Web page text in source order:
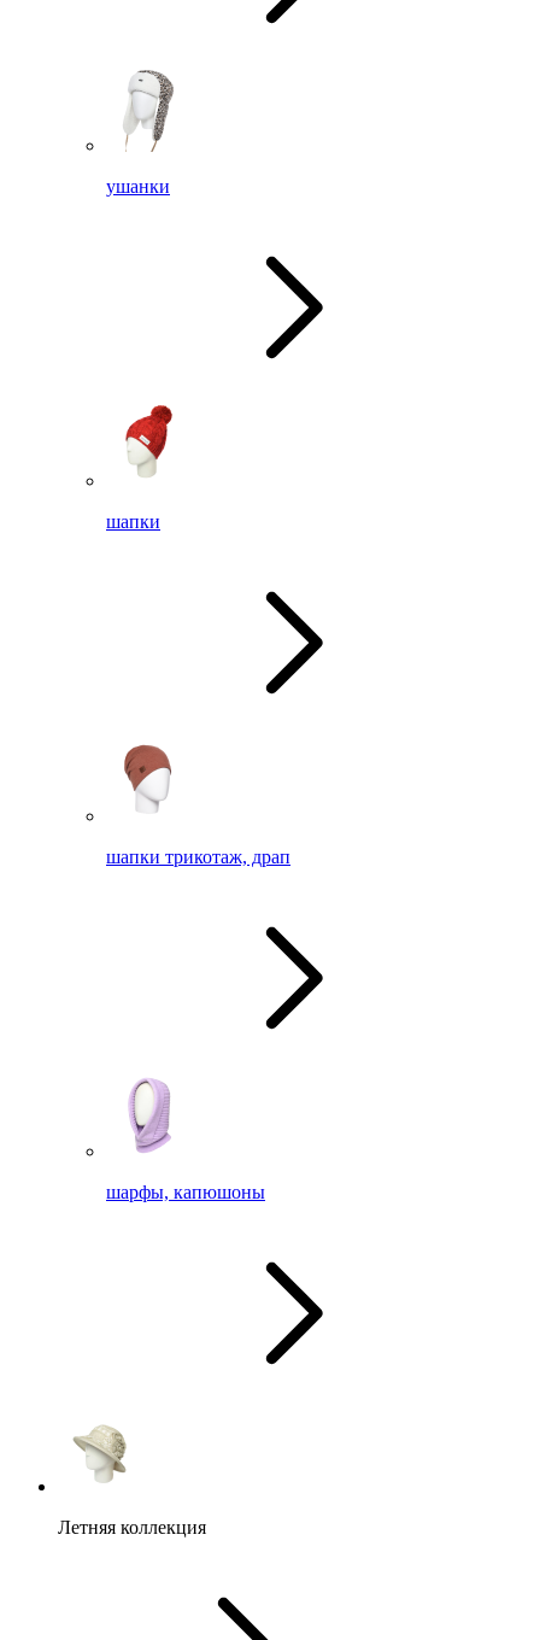
ушанки
шапки
шапки трикотаж, драп
шарфы, капюшоны
Летняя коллекция